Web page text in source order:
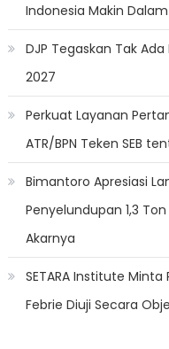
Indonesia Makin Dalam
DJP Tegaskan Tak
2027
Perkuat Layanan
ATR/BPN Teken SEB
Bimantoro Apresiasi
Penyelundupan 1,3
Akarnya
SETARA Institute
Febrie Diuji Secara